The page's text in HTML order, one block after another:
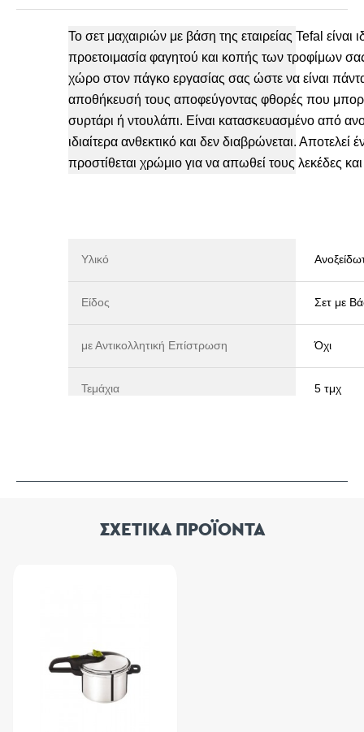
Το σετ μαχαιριών με βάση της εταιρείας Tefal
προετοιμασία φαγητού και κοπής των τροφίμων
χώρο στον πάγκο εργασίας σας ώστε να είναι
αποθήκευσή τους αποφεύγοντας φθορές που
συρτάρι ή ντουλάπι. Είναι κατασκευασμένο από
ιδιαίτερα ανθεκτικό και δεν διαβρώνεται.
προστίθεται χρώμιο για να απωθεί τους λεκέδες
Υλικό
Είδος Σετ με
με Αντικολλητική Επίστρωση Όχι
Τεμάχια 5 τμχ
ΣΧΕΤΙΚΑ ΠΡΟΪΟΝΤΑ